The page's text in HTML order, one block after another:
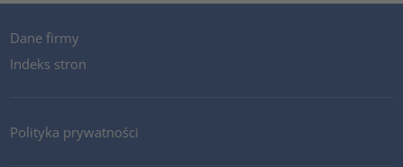
Dane firmy
Indeks stron
Polityka prywatności